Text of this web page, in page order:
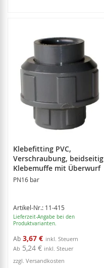
Klebefitting PVC,
Verschraubung, beidseitig
Klebemuffe mit Überwurf
PN16 bar
Artikel-Nr.: 11-415
Lieferzeit-Angabe bei den
Produktvarianten.
Ab 3,67 €
Ab 5,24 € inkl. Steuer
zzgl. Versandkosten